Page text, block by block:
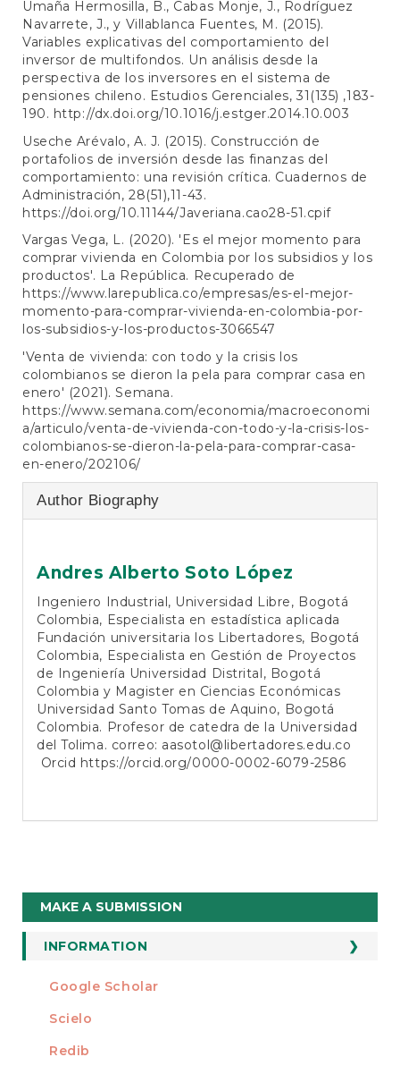
Umaña Hermosilla, B., Cabas Monje, J., Rodríguez
Navarrete, J., y Villablanca Fuentes, M. (2015).
Variables explicativas del comportamiento del
inversor de multifondos. Un análisis desde la
perspectiva de los inversores en el sistema de
pensiones chileno. Estudios Gerenciales, 31(135) ,183-
190. http://dx.doi.org/10.1016/j.estger.2014.10.003
Useche Arévalo, A. J. (2015). Construcción de
portafolios de inversión desde las finanzas del
comportamiento: una revisión crítica. Cuadernos de
Administración, 28(51),11-43.
https://doi.org/10.11144/Javeriana.cao28-51.cpif
Vargas Vega, L. (2020). 'Es el mejor momento para
comprar vivienda en Colombia por los subsidios y los
productos'. La República. Recuperado de
https://www.larepublica.co/empresas/es-el-mejor-
momento-para-comprar-vivienda-en-colombia-por-
los-subsidios-y-los-productos-3066547
'Venta de vivienda: con todo y la crisis los
colombianos se dieron la pela para comprar casa en
enero' (2021). Semana.
https://www.semana.com/economia/macroeconomi
a/articulo/venta-de-vivienda-con-todo-y-la-crisis-los-
colombianos-se-dieron-la-pela-para-comprar-casa-
en-enero/202106/
Author Biography
Andres Alberto Soto López
Ingeniero Industrial, Universidad Libre, Bogotá
Colombia, Especialista en estadística aplicada
Fundación universitaria los Libertadores, Bogotá
Colombia, Especialista en Gestión de Proyectos
de Ingeniería Universidad Distrital, Bogotá
Colombia y Magister en Ciencias Económicas
Universidad Santo Tomas de Aquino, Bogotá
Colombia. Profesor de catedra de la Universidad
del Tolima. correo: aasotol@libertadores.edu.co
Orcid https://orcid.org/0000-0002-6079-2586
Make
a
Submission
MAKE A SUBMISSION
INFORMATION
For Readers
For Librarians
INDEXED AT
Google Scholar
Scielo
Redib